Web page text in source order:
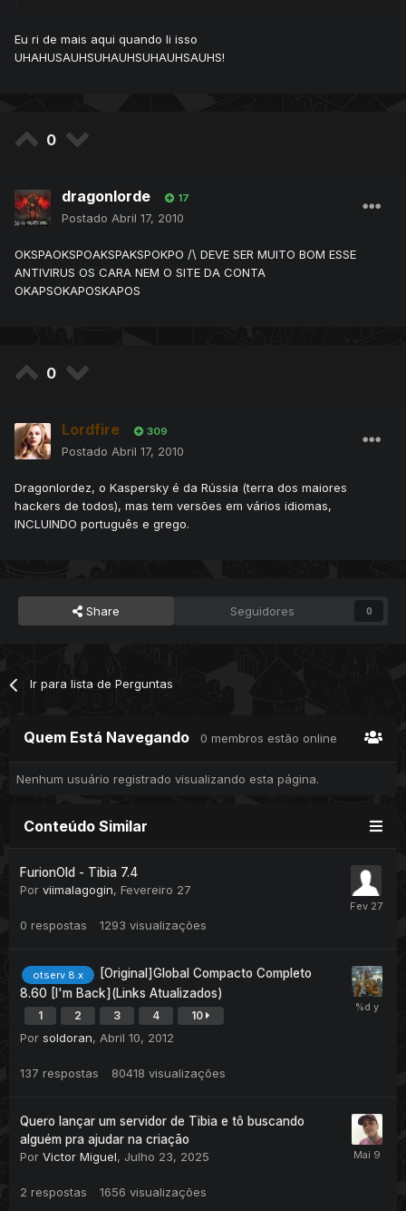
Eu ri de mais aqui quando li isso
UHAHUSAUHSUHAUHSUHAUHSAUHS!
0
dragonlorde 17
Postado Abril 17, 2010
OKSPAOKSPOAKSPAKSPOKPO /\ DEVE SER MUITO BOM ESSE
ANTIVIRUS OS CARA NEM O SITE DA CONTA
OKAPSOKAPOSKAPOS
0
Lordfire 309
Postado Abril 17, 2010
Dragonlordez, o Kaspersky é da Rússia (terra dos maiores
hackers de todos), mas tem versões em vários idiomas,
INCLUINDO português e grego.
Share Seguidores 0
Ir para lista de Perguntas
Quem Está Navegando 0 membros estão online
Nenhum usuário registrado visualizando esta página.
Conteúdo Similar
FurionOld - Tibia 7.4
Por viimalagogin, Fevereiro 27
0 respostas 1293 visualizações
otserv 8.x
[Original]Global Compacto Completo
8.60 [I'm Back](Links Atualizados)
1 2 3 4 10
Por soldoran, Abril 10, 2012
137 respostas 80418 visualizações
Quero lançar um servidor de Tibia e tô buscando
alguém pra ajudar na criação
Por Victor Miguel, Julho 23, 2025
2 respostas 1656 visualizações